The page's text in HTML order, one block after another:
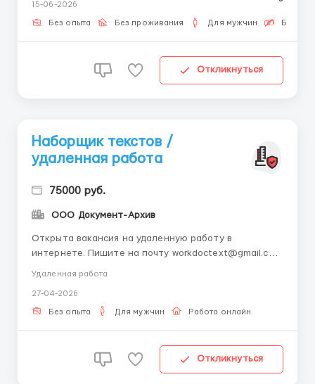
команде единомышленников. Обязанности: Приём и
обработка онлайн-заявок. Консультация клиентов
15-06-2026
Без опыта Без проживания Для мужчин
Откликнуться
Наборщик текстов /
удаленная работа
75000 руб.
ООО Документ-Архив
Открыта вакансия на удаленную работу в
интернете. Пишите на почту workdoctext@gmail.com
надомная перепечатка, набор текста с графических
файлов jpeg в формат doc. Требования:
Удаленная работа
27-04-2026
Без опыта Для мужчин Работа онлайн
Откликнуться